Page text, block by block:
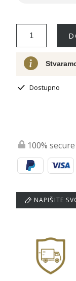
Dostupno
100%
NAPIŠITE